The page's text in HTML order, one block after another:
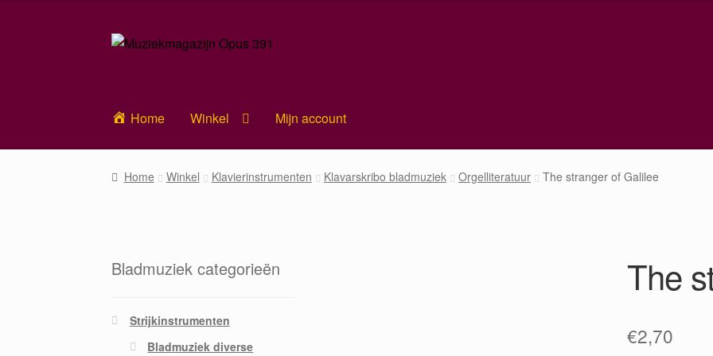
Ga
Ga
Home Winkel Mijn account
Home Winkel Klavierinstrumenten Klavarskribo bladmuziek Orgelliteratuur The stranger of Galilee
The
€2,70
Bladmuziek categorieën
Strijkinstrumenten
Bladmuziek diverse